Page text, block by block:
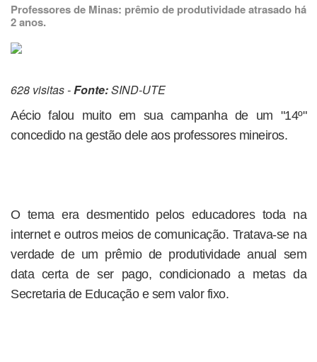
Professores de Minas: prêmio de produtividade atrasado há
2 anos.
628 visitas -Fonte:SIND-UTE
Aécio falou muito em sua campanha de um "14º"
concedido na gestão dele aos professores mineiros.
O tema era desmentido pelos educadores toda na
internet e outros meios de comunicação. Tratava-se na
verdade de um prêmio de produtividade anual sem
data certa de ser pago, condicionado a metas da
Secretaria de Educação e sem valor fixo.